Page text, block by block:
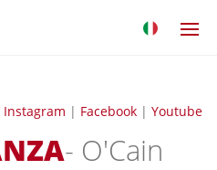
Instagram | Facebook | Youtube
- O'Cain